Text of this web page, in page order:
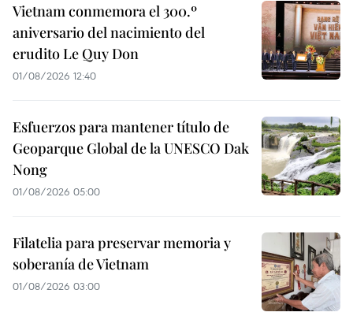
Vietnam conmemora el 300.º
aniversario del nacimiento del
erudito Le Quy Don
01/08/2026 12:40
Esfuerzos para mantener título de
Geoparque Global de la UNESCO Dak
Nong
01/08/2026 05:00
Filatelia para preservar memoria y
soberanía de Vietnam
01/08/2026 03:00